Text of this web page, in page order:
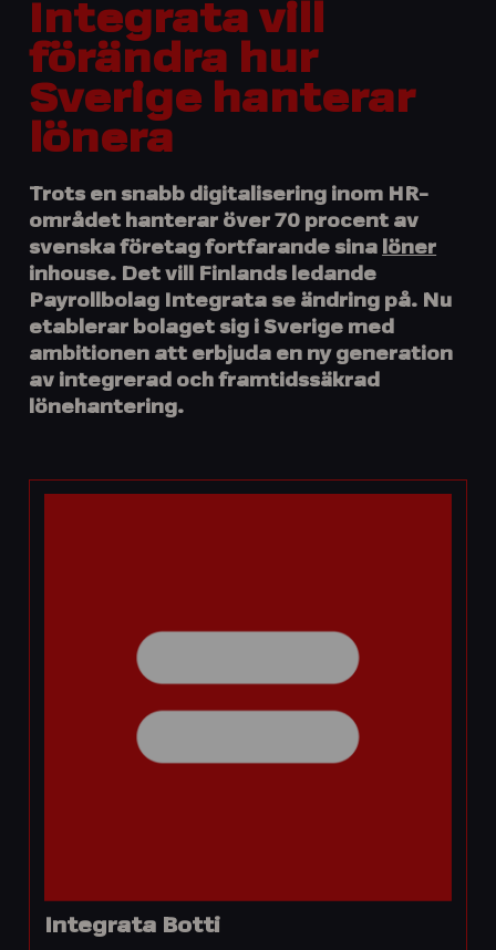
Integrata vill
förändra hur
Sverige hanterar
lönera
Trots en snabb digitalisering inom HR-
området hanterar över 70 procent av
svenska företag fortfarande sina
löner
inhouse. Det vill Finlands ledande
Payrollbolag Integrata se ändring på. Nu
etablerar bolaget sig i Sverige med
ambitionen att erbjuda en ny generation
av integrerad och framtidssäkrad
lönehantering.
Integrata Botti